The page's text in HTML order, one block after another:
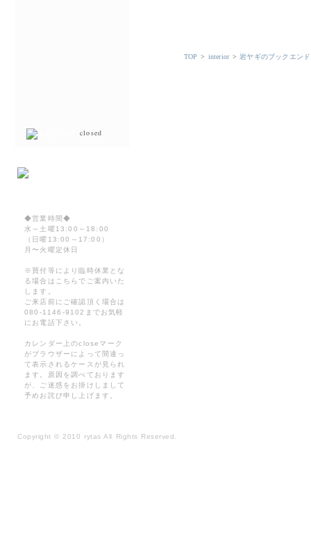
TOP > interior> 岩ヤギのブックエン
closed
◆営業時間◆
水～土曜13:00～18:00
（日曜13:00～17:00）
月〜火曜定休日
※買付等により臨時休業とな
る場合はこちらでご案内いた
します。
ご来店前にご確認頂く場合は
080-1146-9102までお気軽
にお電話下さい。
カレンダー上のcloseマーク
がブラウザーによって間違っ
て表示されるケースが見られ
ます。原因を調べております
が、ご迷惑をお掛けしまして
予めお詫び申し上げます。
Copyright© 2010 rytas All Rights Reserved.